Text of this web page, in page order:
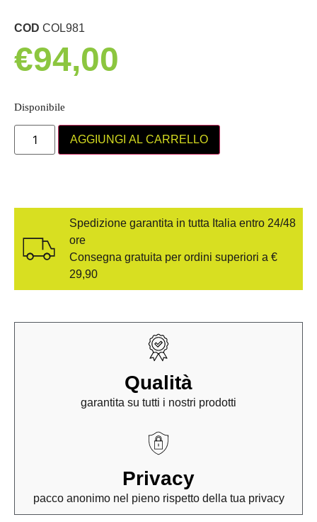
COD COL981
€94,00
Disponibile
AGGIUNGI AL CARRELLO
Spedizione garantita in tutta Italia entro 24/48
ore
Consegna gratuita per ordini superiori a €
29,90
Qualità
garantita su tutti i nostri prodotti
Privacy
pacco anonimo nel pieno rispetto della tua privacy